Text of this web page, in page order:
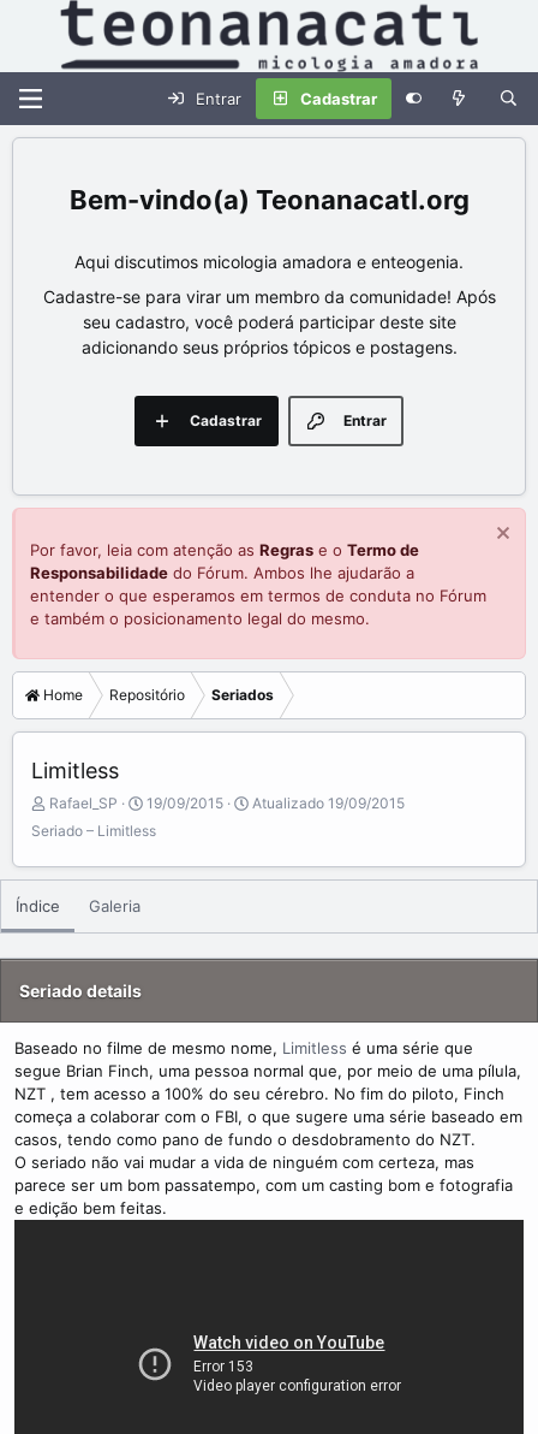
Entrar Cadastrar
Teonanacatl.org
Aqui discutimos micologia amadora e enteogenia.
Cadastre-se para virar um membro da comunidade! Após
seu cadastro, você poderá participar deste site
adicionando seus próprios tópicos e postagens.
Entrar
Cadastrar
Por favor, leia com atenção as Regras e o Termo de
Responsabilidade do Fórum. Ambos lhe ajudarão a
entender o que esperamos em termos de conduta no Fórum
e também o posicionamento legal do mesmo.
Home Repositório Seriados
Limitless
A
d
e
b
y
Rafael_SP
C
r
a
d
a
19/09/2015 Atualizado 19/09/2015
Seriado – Limitless
Índice Galeria
Seriado details
Baseado no filme de mesmo nome, Limitless é uma série que
segue Brian Finch, uma pessoa normal que, por meio de uma pílula,
NZT , tem acesso a 100% do seu cérebro. No fim do piloto, Finch
começa a colaborar com o FBI, o que sugere uma série baseado em
casos, tendo como pano de fundo o desdobramento do NZT.
O seriado não vai mudar a vida de ninguém com certeza, mas
parece ser um bom passatempo, com um casting bom e fotografia
e edição bem feitas.